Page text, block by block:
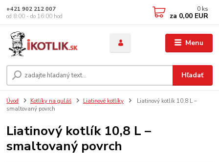
Menu
Hľadať
+421 902 212 007
od 8:00 - do 16:00 hod
0 ks
za 0,00 EUR
Úvod Kotlíky na guláš Liatinové kotlíky
Liatinový kotlík 10,8 L –
smaltovaný povrch
Liatinový kotlík 10,8 L –
smaltovaný povrch